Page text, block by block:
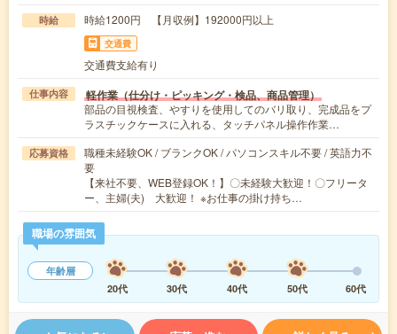
時給 時給1200円 【月収例】192000円以上
交通費
交通費支給有り
仕事内容 軽作業（仕分け・ピッキング・検品、商品管理）
部品の目視検査、やすりを使用してのバリ取り、完成品をプ
ラスチックケースに入れる、タッチパネル操作作業…
応募資格
職種未経験OK / ブランクOK / パソコンスキル不要 / 英語力不
要
【来社不要、WEB登録OK！】〇未経験大歓迎！〇フリータ
ー、主婦(夫) 大歓迎！ ※お仕事の掛け持ち…
職場の雰囲気
年齢層
20代
30代 40代 50代 60代